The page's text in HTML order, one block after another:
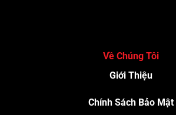
Về Chúng Tôi
Giới Thiệu
Chính Sách Bảo Mật